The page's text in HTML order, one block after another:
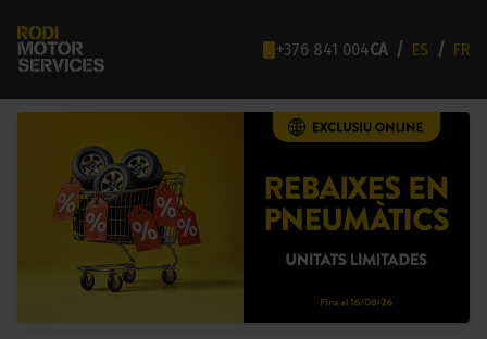
+376 841 004CA / ES / FR